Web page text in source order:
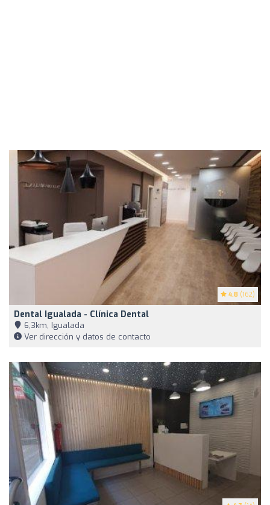
4.8 (162)
Dental Igualada - Clínica Dental
6,3km, Igualada
Ver dirección y datos de contacto